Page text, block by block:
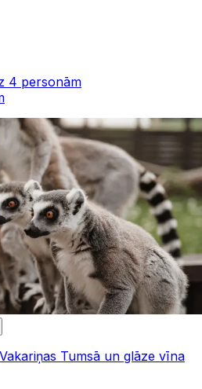
4 personām
Tumsā un glāze vīna